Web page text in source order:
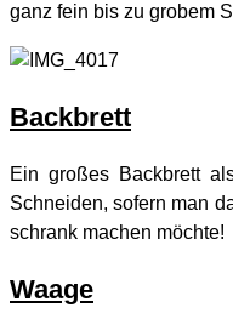
ganz fein bis zu grobem
Backbrett
Ein großes Backbrett
Schneiden, sofern man
schrank machen möchte!
Waage